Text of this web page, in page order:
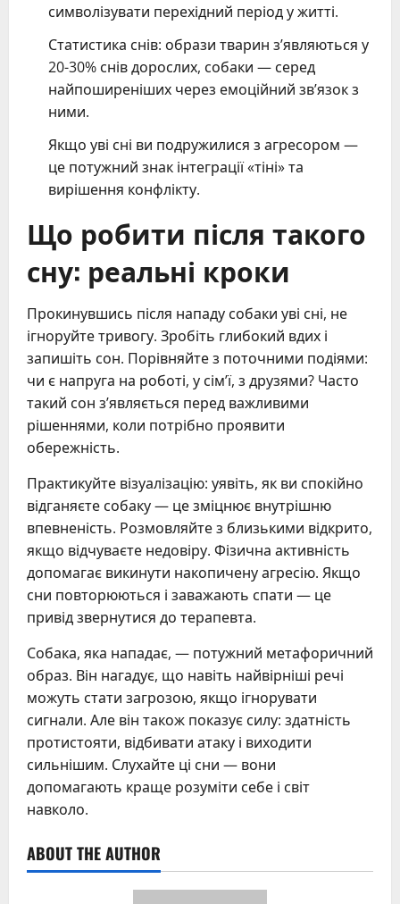
символізувати перехідний період у житті.
Статистика снів: образи тварин з’являються у
20-30% снів дорослих, собаки — серед
найпоширеніших через емоційний зв’язок з
ними.
Якщо уві сні ви подружилися з агресором —
це потужний знак інтеграції «тіні» та
вирішення конфлікту.
Що робити після такого
сну: реальні кроки
Прокинувшись після нападу собаки уві сні, не
ігноруйте тривогу. Зробіть глибокий вдих і
запишіть сон. Порівняйте з поточними подіями:
чи є напруга на роботі, у сім’ї, з друзями? Часто
такий сон з’являється перед важливими
рішеннями, коли потрібно проявити
обережність.
Практикуйте візуалізацію: уявіть, як ви спокійно
відганяєте собаку — це зміцнює внутрішню
впевненість. Розмовляйте з близькими відкрито,
якщо відчуваєте недовіру. Фізична активність
допомагає викинути накопичену агресію. Якщо
сни повторюються і заважають спати — це
привід звернутися до терапевта.
Собака, яка нападає, — потужний метафоричний
образ. Він нагадує, що навіть найвірніші речі
можуть стати загрозою, якщо ігнорувати
сигнали. Але він також показує силу: здатність
протистояти, відбивати атаку і виходити
сильнішим. Слухайте ці сни — вони
допомагають краще розуміти себе і світ
навколо.
ABOUT THE AUTHOR